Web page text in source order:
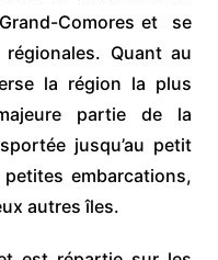
Comores et se
Quant au
la région la plus
partie de la
jusqu’au petit
embarcations,
autres îles.